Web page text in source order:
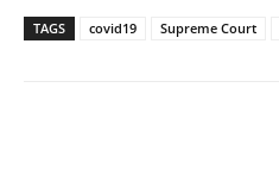
TAGS covid19 Supreme Court